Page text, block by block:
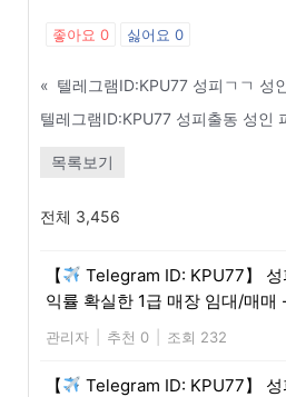
좋아요 0 싫어요 0
«
목록보기
전체 3,456
【
Telegram ID: KPU77】
익률 확실한 1급 매장 임대/매매
관리자 추천 0 조회 232
【
Telegram ID: KPU77】